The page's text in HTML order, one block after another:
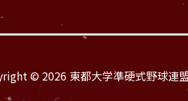
© 2026 東都大学準硬式野球連